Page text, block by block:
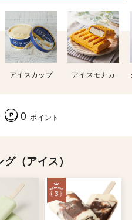
アイスカップ アイスモナカ
0 ポイント
（アイス）